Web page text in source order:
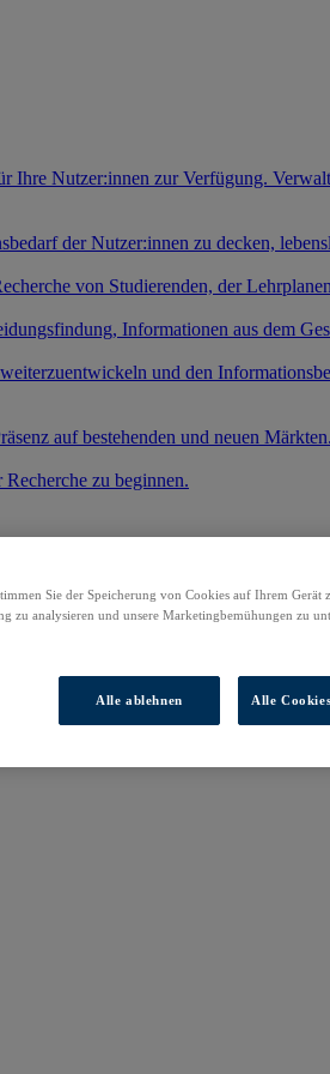
Ihre Nutzer:innen zur Verfügung.
der Nutzer:innen zu decken,
von Studierenden, der
Informationen aus dem
und den
auf bestehenden und neuen Märkten.
zu beginnen.
Sie der Speicherung von Cookies auf Ihrem Gerät
zu analysieren und unsere Marketingbemühungen zu
Alle ablehnen Alle